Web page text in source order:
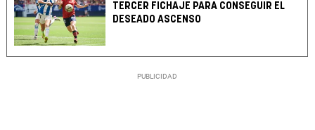
TERCER FICHAJE PARA CONSEGUIR EL
DESEADO ASCENSO